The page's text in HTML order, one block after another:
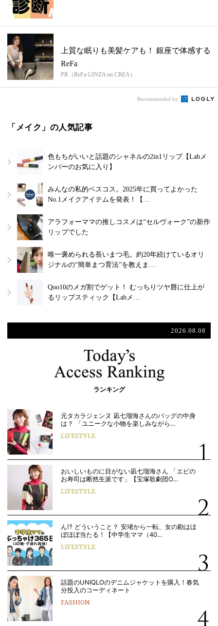
上質な眠りも美髪ケアも！ 銀座で体感する
ReFa
PR（ReFa GINZA on CREA）
Recommended by
「メイク」の人気記事
色もちがいいと話題のシャネルの2in1リップ【Labメ
ンバーのお気に入り】
みんなの私的ベスコス。2025年に買ってよかった
No.1メイクアイテムを発表！【…
アラフォーママの推しコスメは“セルヴォーク”の新作
リップでした
唯一褒められる長いまつ毛。約20年続けているオリ
ジナルの“簡単まつ育法”を教えま…
Qoo10のメガ割でゲット！ むっちりツヤ唇に仕上が
るリップスティック【Labメ…
2026.08.08
ランキング
元タカラジェンヌ 凪七瑠海さんのバッグの中身
は？ 「ユニークな小物を楽しみながら…
LIFESTYLE
おいしいものに目がない凪七瑠海さん 「エビの
お寿司は断然生派です」【宝塚歌劇団O…
LIFESTYLE
ん!? どういうこと？ 安堵から一転、女の勘はほ
ぼほぼ当たる！【中学生ママ（40…
LIFESTYLE
話題のUNIQLOのデニムジャケットを購入！春気
分投入のコーディネート
FASHION